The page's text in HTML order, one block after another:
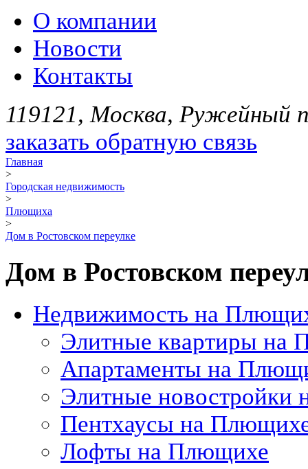
О компании
Новости
Контакты
119121, Москва, Ружейный
заказать обратную связь
Главная
>
Городская недвижимость
>
Плющиха
>
Дом в Ростовском переулке
Дом в Ростовском
Недвижимость на
Элитные квартиры на
Апартаменты на
Элитные
Пентхаусы на
Лофты на Плющихе